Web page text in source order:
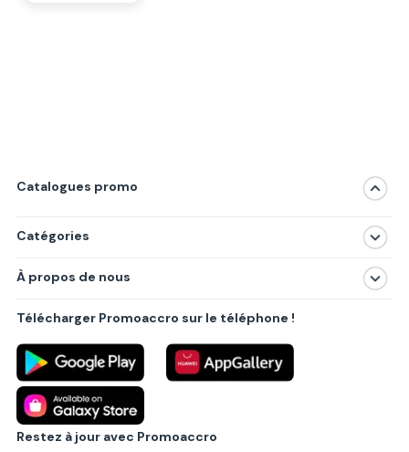
Catalogues promo
Catégories
Produits
Villes principales
À propos de nous
Politique de confidentialité
Règlements
Partenariat B2B
Blog
Contact
Télécharger Promoaccro sur le téléphone !
Restez à jour avec Promoaccro